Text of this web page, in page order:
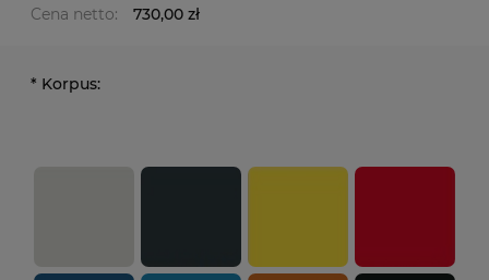
Cena netto: 730,00 zł
* Korpus: